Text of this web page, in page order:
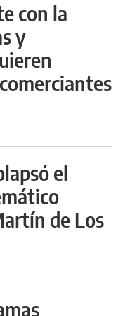
con la
y
el
de Los